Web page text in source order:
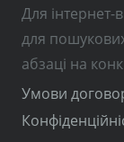
Для інтернет-
для
абзаці на
Умови